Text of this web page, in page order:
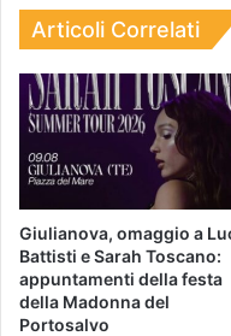
Articoli Correlati
Giulianova, omaggio a
Battisti e Sarah Toscano:
appuntamenti della festa
della Madonna del
Portosalvo